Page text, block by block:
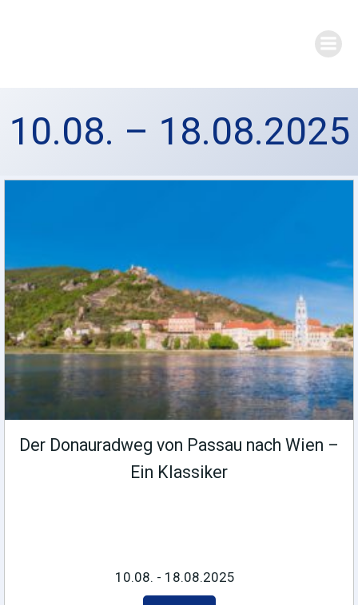
10.08. – 18.08.2025
Der Donauradweg von Passau nach Wien –
Ein Klassiker
10.08. - 18.08.2025